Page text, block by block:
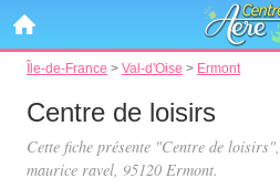
Île-de-France > Val-d'Oise > Ermont
Centre de loisirs
Cette fiche présente "Centre de
maurice ravel, 95120 Ermont.